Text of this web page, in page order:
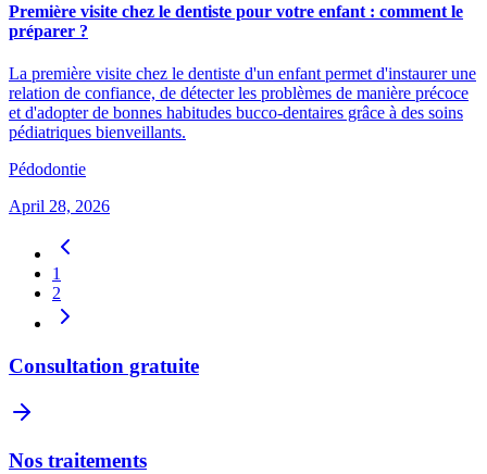
Première visite chez le dentiste pour votre enfant : comment le
préparer ?
La première visite chez le dentiste d'un enfant permet d'instaurer une
relation de confiance, de détecter les problèmes de manière précoce
et d'adopter de bonnes habitudes bucco-dentaires grâce à des soins
pédiatriques bienveillants.
Pédodontie
April 28, 2026
1
2
Consultation gratuite
Nos traitements